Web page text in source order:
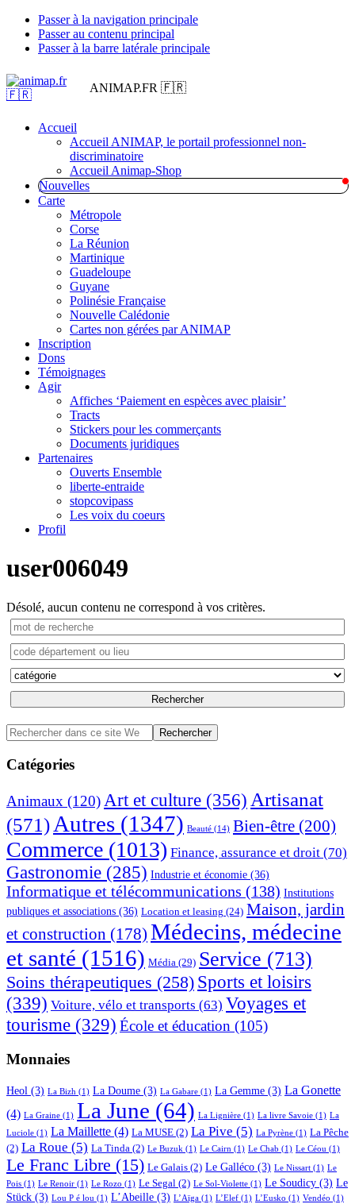
Passer à la navigation principale
Passer au contenu principal
Passer à la barre latérale principale
ANIMAP.FR 🇫🇷
Accueil
Accueil ANIMAP, le portail professionnel non-
discriminatoire
Accueil Animap-Shop
Nouvelles
Carte
Métropole
Corse
La Réunion
Martinique
Guadeloupe
Guyane
Polinésie Française
Nouvelle Calédonie
Cartes non gérées par ANIMAP
Inscription
Dons
Témoignages
Agir
Affiches ‘Paiement en espèces avec plaisir’
Tracts
Stickers pour les commerçants
Documents juridiques
Partenaires
Ouverts Ensemble
liberte-entraide
stopcovipass
Les voix du coeurs
Profil
user006049
Désolé, aucun contenu ne correspond à vos critères.
Barre
latérale
principale
Rechercher
dans
ce
site
Catégories
Animaux (120)Art et culture (356) Artisanat
(571) Autres (1347) Beauté (14) Bien-être (200)
Commerce (1013) Finance, assurance et droit (70)
Gastronomie (285) Industrie et économie (36)
Informatique et télécommunications (138) Institutions
publiques et associations (36) Location et leasing (24) Maison, jardin
et construction (178) Médecins, médecine
et santé (1516) Média (29) Service (713)
Soins thérapeutiques (258) Sports et loisirs
(339) Voiture, vélo et transports (63) Voyages et
tourisme (329) École et éducation (105)
Monnaies
Heol (3) La Bizh (1) La Doume (3) La Gabare (1) La Gemme (3) La Gonette
(4) La Graine (1) La June (64) La Lignière (1) La livre Savoie (1) La
Luciole (1) La Maillette (4) La MUSE (2) La Pive (5) La Pyrène (1) La Pêche
(2) La Roue (5) La Tinda (2) Le Buzuk (1) Le Cairn (1) Le Chab (1) Le Céou (1)
Le Franc Libre (15) Le Galais (2) Le Galléco (3) Le Nissart (1) Le
Pois (1) Le Renoir (1) Le Rozo (1) Le Segal (2) Le Sol-Violette (1) Le Soudicy (3) Le
Stück (3) Lou P é lou (1) L’Abeille (3) L’Aïga (1) L’Elef (1) L’Eusko (1) Vendéo (1)